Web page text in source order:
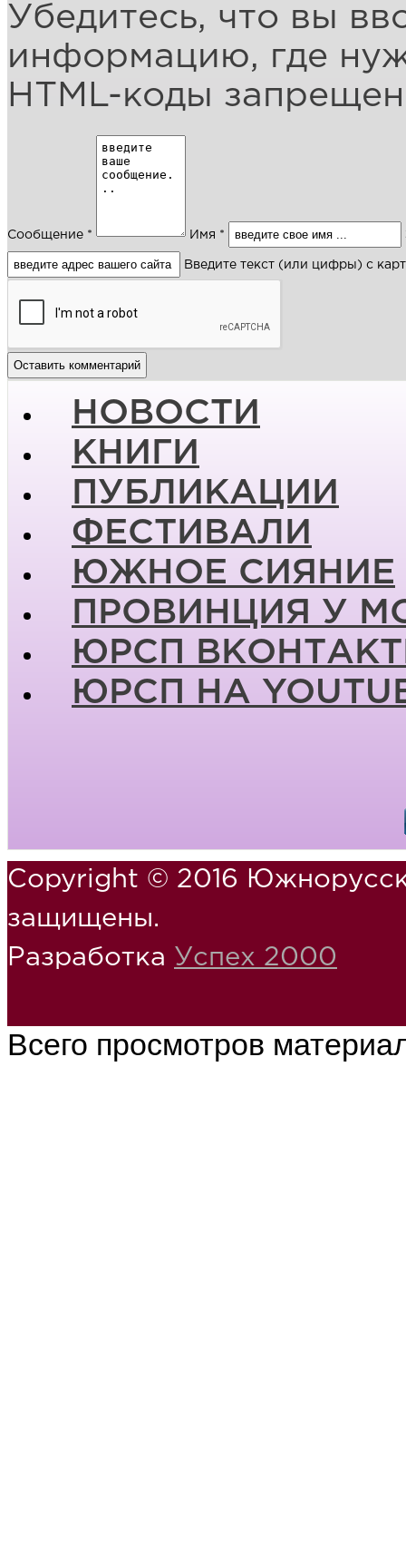
Убедитесь, что вы
информацию, где
HTML-коды
Сообщение * Имя *
Введите текст (или цифры) с
НОВОСТИ
КНИГИ
ПУБЛИКАЦИИ
ФЕСТИВАЛИ
ЮЖНОЕ СИЯНИЕ
ПРОВИНЦИЯ У
ЮРСП
ЮРСП НА
Copyright © 2016
защищены.
Разработка Успех 2000
Всего просмотров